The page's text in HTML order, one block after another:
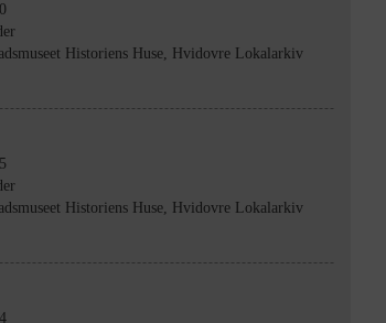
Historiens Huse, Hvidovre Lokalarkiv
Historiens Huse, Hvidovre Lokalarkiv